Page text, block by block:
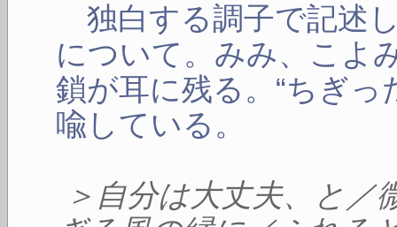
独白する調子で記述
について。みみ、こよ
鎖が耳に残る。“ちぎっ
喩している。
＞自分は大丈夫、と／